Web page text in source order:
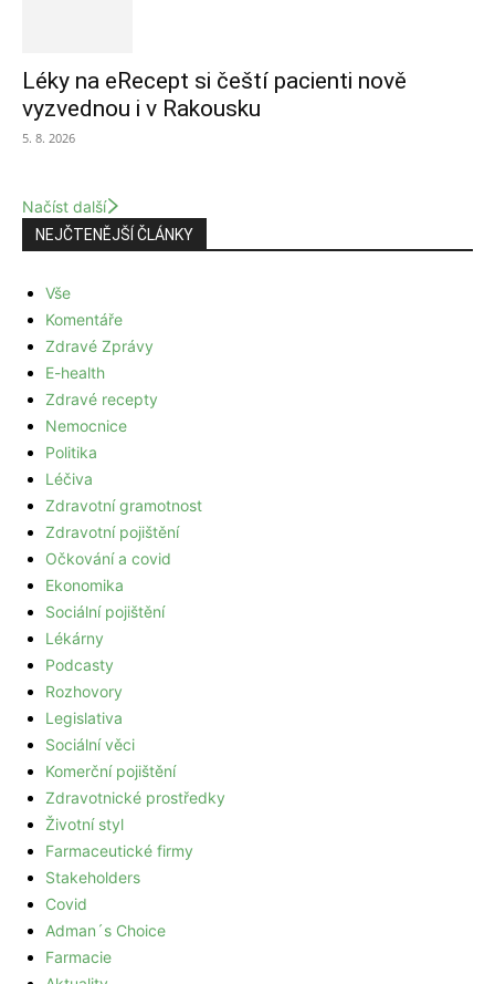
Léky na eRecept si čeští pacienti nově
vyzvednou i v Rakousku
5. 8. 2026
Načíst další
NEJČTENĚJŠÍ ČLÁNKY
Vše
Komentáře
Zdravé Zprávy
E-health
Zdravé recepty
Nemocnice
Politika
Léčiva
Zdravotní gramotnost
Zdravotní pojištění
Očkování a covid
Ekonomika
Sociální pojištění
Lékárny
Podcasty
Rozhovory
Legislativa
Sociální věci
Komerční pojištění
Zdravotnické prostředky
Životní styl
Farmaceutické firmy
Stakeholders
Covid
Adman´s Choice
Farmacie